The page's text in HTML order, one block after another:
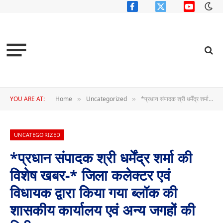
FacebookX
YouTube
YOU ARE AT: Home » Uncategorized » *प्रधान संपादक श्री धर्मेंद्र शर्मा की विशेष खबर-* जिला कलेक्टर एवं विधायक द्वारा किया गया ब्लॉक की शासकीय कार्यालय एवं अन्य जगहों की निरीक्षण
UNCATEGORIZED
*प्रधान संपादक श्री धर्मेंद्र शर्मा की
विशेष खबर-* जिला कलेक्टर एवं
विधायक द्वारा किया गया ब्लॉक की
शासकीय कार्यालय एवं अन्य जगहों की